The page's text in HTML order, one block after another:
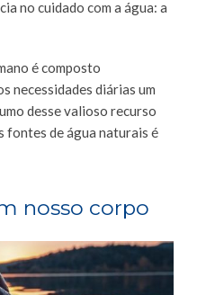
no cuidado com a água: a
é composto
necessidades diárias um
desse valioso recurso
fontes de água naturais é
nosso corpo